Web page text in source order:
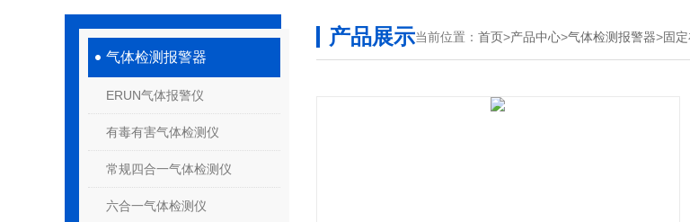
气体检测报警器
ERUN气体报警仪
有毒有害气体检测仪
常规四合一气体检测仪
六合一气体检测仪
产品展示当前位置： 首页>产品中心>气体检测报警器>固